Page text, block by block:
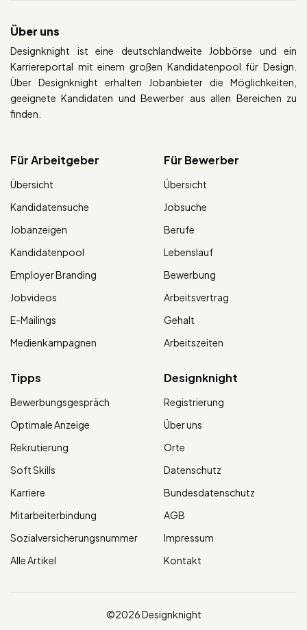
Über uns
Designknight ist eine deutschlandweite Jobbörse und ein
Karriereportal mit einem großen Kandidatenpool für Design.
Über Designknight erhalten Jobanbieter die Möglichkeiten,
geeignete Kandidaten und Bewerber aus allen Bereichen zu
finden.
Für Arbeitgeber
Übersicht
Kandidatensuche
Jobanzeigen
Kandidatenpool
Employer Branding
Jobvideos
E-Mailings
Medienkampagnen
Für Bewerber
Übersicht
Jobsuche
Berufe
Lebenslauf
Bewerbung
Arbeitsvertrag
Gehalt
Arbeitszeiten
Tipps
Bewerbungsgespräch
Optimale Anzeige
Rekrutierung
Soft Skills
Karriere
Mitarbeiterbindung
Sozialversicherungsnummer
Alle Artikel
Designknight
Registrierung
Über uns
Orte
Datenschutz
Bundesdatenschutz
AGB
Impressum
Kontakt
©2026 Designknight